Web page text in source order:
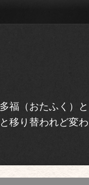
（おたふく）と
り替われど変